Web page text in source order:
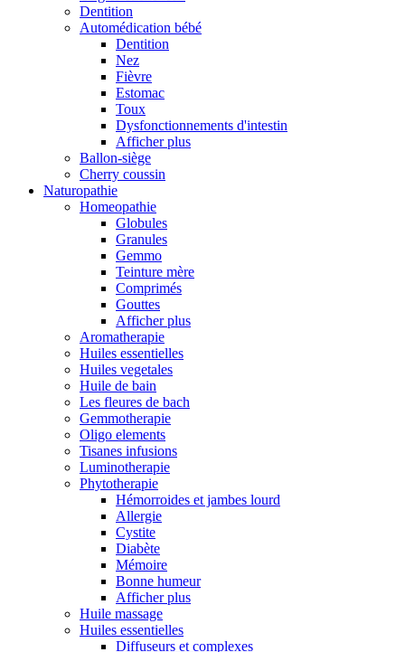
Dentition
Automédication bébé
Dentition
Nez
Fièvre
Estomac
Toux
Dysfonctionnements d'intestin
Afficher plus
Ballon-siège
Cherry coussin
Naturopathie
Homeopathie
Globules
Granules
Gemmo
Teinture mère
Comprimés
Gouttes
Afficher plus
Aromatherapie
Huiles essentielles
Huiles vegetales
Huile de bain
Les fleures de bach
Gemmotherapie
Oligo elements
Tisanes infusions
Luminotherapie
Phytotherapie
Hémorroides et jambes lourd
Allergie
Cystite
Diabète
Mémoire
Bonne humeur
Afficher plus
Huile massage
Huiles essentielles
Diffuseurs et complexes